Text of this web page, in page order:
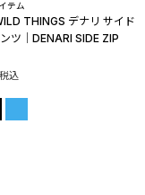
テム
THINGS デナリ サイド
ツ│DENARI SIDE ZIP
税込